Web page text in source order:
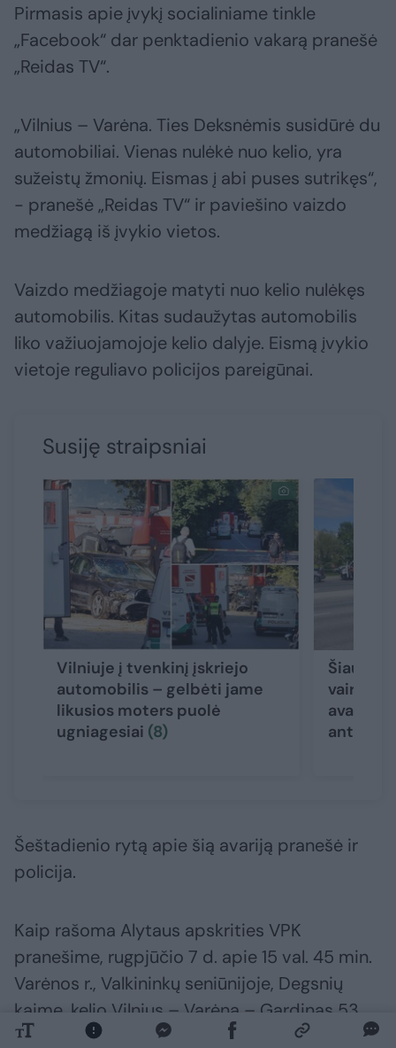
Pirmasis apie įvykį socialiniame tinkle
„Facebook“ dar penktadienio vakarą pranešė
„Reidas TV“.
„Vilnius – Varėna. Ties Deksnėmis susidūrė du
automobiliai. Vienas nulėkė nuo kelio, yra
sužeistų žmonių. Eismas į abi puses sutrikęs“,
- pranešė „Reidas TV“ ir paviešino vaizdo
medžiagą iš įvykio vietos.
Vaizdo medžiagoje matyti nuo kelio nulėkęs
automobilis. Kitas sudaužytas automobilis
liko važiuojamojoje kelio dalyje. Eismą įvykio
vietoje reguliavo policijos pareigūnai.
Susiję straipsniai
Vilniuje į tvenkinį įskriejo
automobilis – gelbėti jame
likusios moters puolė
ugniagesiai (8)
avariją
ant
Šeštadienio rytą apie šią avariją pranešė ir
policija.
Kaip rašoma Alytaus apskrities VPK
pranešime, rugpjūčio 7 d. apie 15 val. 45 min.
Varėnos r., Valkininkų seniūnijoje, Degsnių
kaime, kelio Vilnius – Varėna – Gardinas 53
km, sankryžoje, vairuodamas automobilį „VW